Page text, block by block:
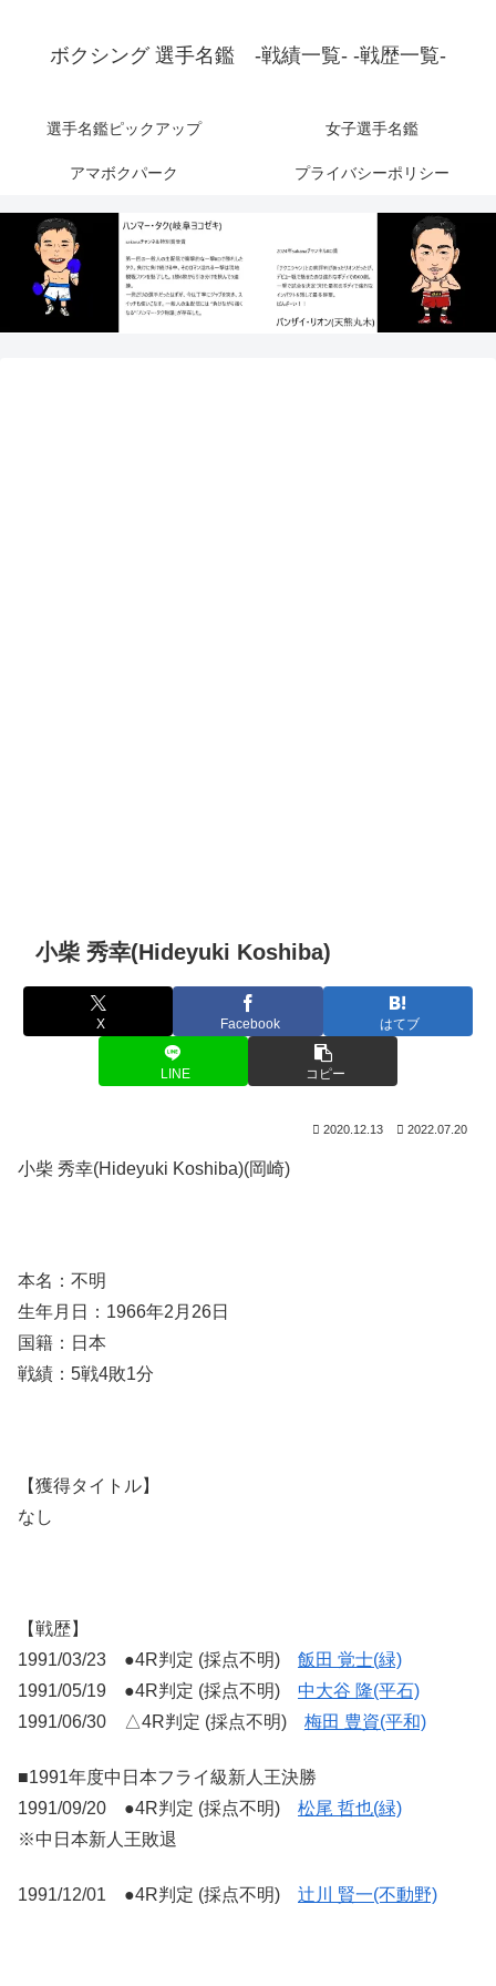
ボクシング 選手名鑑 -戦績一覧- -戦歴一覧-
選手名鑑ピックアップ 女子選手名鑑
アマボクパーク プライバシーポリシー
小柴 秀幸(Hideyuki Koshiba)
X Facebook はてブ
LINE コピー
2020.12.13 2022.07.20
小柴 秀幸(Hideyuki Koshiba)(岡崎)
本名：不明
生年月日：1966年2月26日
国籍：日本
戦績：5戦4敗1分
【獲得タイトル】
なし
【戦歴】
1991/03/23 ●4R判定 (採点不明) 飯田 覚士(緑)
1991/05/19 ●4R判定 (採点不明) 中大谷 隆(平石)
1991/06/30 △4R判定 (採点不明) 梅田 豊資(平和)
■1991年度中日本フライ級新人王決勝
1991/09/20 ●4R判定 (採点不明) 松尾 哲也(緑)
※中日本新人王敗退
1991/12/01 ●4R判定 (採点不明) 辻川 賢一(不動野)